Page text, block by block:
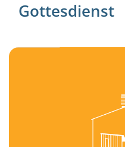
Gottesdienst